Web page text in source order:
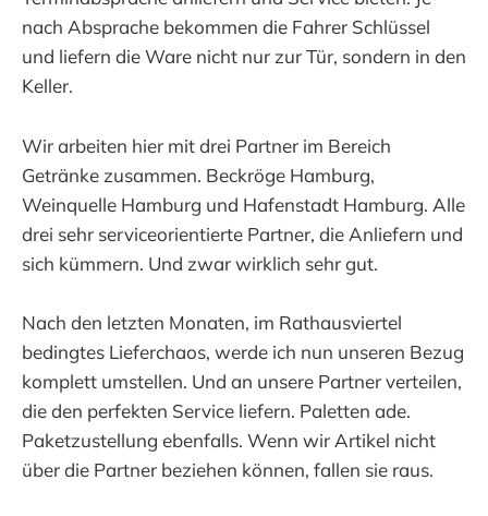
nach Absprache bekommen die Fahrer Schlüssel
und liefern die Ware nicht nur zur Tür, sondern in den
Keller.
Wir arbeiten hier mit drei Partner im Bereich
Getränke zusammen. Beckröge Hamburg,
Weinquelle Hamburg und Hafenstadt Hamburg. Alle
drei sehr serviceorientierte Partner, die Anliefern und
sich kümmern. Und zwar wirklich sehr gut.
Nach den letzten Monaten, im Rathausviertel
bedingtes Lieferchaos, werde ich nun unseren Bezug
komplett umstellen. Und an unsere Partner verteilen,
die den perfekten Service liefern. Paletten ade.
Paketzustellung ebenfalls. Wenn wir Artikel nicht
über die Partner beziehen können, fallen sie raus.